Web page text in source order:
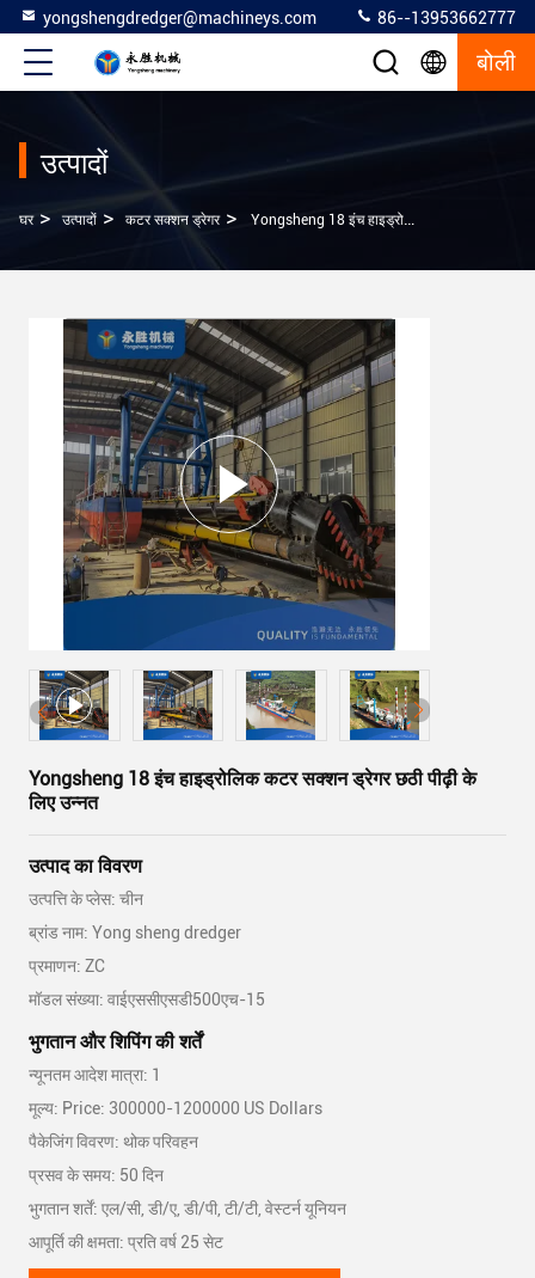
yongshengdredger@machineys.com 86--13953662777
बोली
उत्पादों
घर > उत्पादों > कटर सक्शन ड्रेगर > Yongsheng 18 इंच हाइड्रोलिक कटर सक्शन ड्रेगर छठी पीढ़ी के लिए उन्नत
Yongsheng 18 इंच हाइड्रोलिक कटर सक्शन ड्रेगर छठी पीढ़ी के
लिए उन्नत
उत्पाद का विवरण
उत्पत्ति के प्लेस: चीन
ब्रांड नाम: Yong sheng dredger
प्रमाणन: ZC
मॉडल संख्या: वाईएससीएसडी500एच-15
भुगतान और शिपिंग की शर्तें
न्यूनतम आदेश मात्रा: 1
मूल्य: Price: 300000-1200000 US Dollars
पैकेजिंग विवरण: थोक परिवहन
प्रसव के समय: 50 दिन
भुगतान शर्तें: एल/सी, डी/ए, डी/पी, टी/टी, वेस्टर्न यूनियन
आपूर्ति की क्षमता: प्रति वर्ष 25 सेट